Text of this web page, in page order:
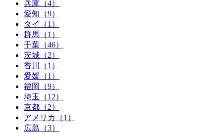
兵庫（4）
愛知（9）
タイ（1）
群馬（1）
千葉（46）
茨城（2）
香川（1）
愛媛（1）
福岡（9）
埼玉（12）
京都（2）
アメリカ（1）
広島（3）